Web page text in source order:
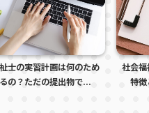
社会福祉士実習で怒られる学生の
特徴とは？指導者に注意さ...